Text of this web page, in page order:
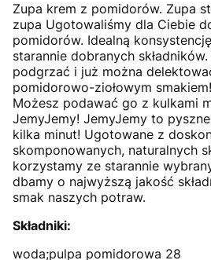
Zupa krem z pomidorów. Zupa
zupa Ugotowaliśmy dla Ciebie
pomidorów. Idealną
starannie dobranych
podgrzać i już można
pomidorowo-ziołowym
Możesz podawać go z kulkami
JemyJemy! JemyJemy to
kilka minut! Ugotowane z
skomponowanych, naturalnych
korzystamy ze starannie
dbamy o najwyższą jakość
smak naszych potraw.
Składniki:
woda;pulpa pomidorowa 28